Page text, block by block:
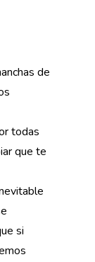
de
todas
que te
si